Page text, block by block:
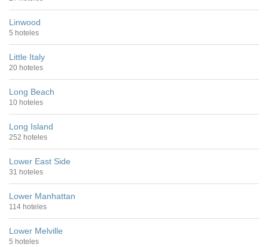
Linwood
5 hoteles
Little Italy
20 hoteles
Long Beach
10 hoteles
Long Island
252 hoteles
Lower East Side
31 hoteles
Lower Manhattan
114 hoteles
Lower Melville
5 hoteles